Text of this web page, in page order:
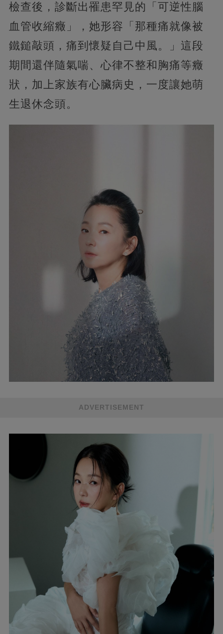
檢查後，診斷出罹患罕見的「可逆性腦
血管收縮癥」，她形容「那種痛就像被
鐵鎚敲頭，痛到懷疑自己中風。」這段
期間還伴隨氣喘、心律不整和胸痛等癥
狀，加上家族有心臟病史，一度讓她萌
生退休念頭。
ADVERTISEMENT